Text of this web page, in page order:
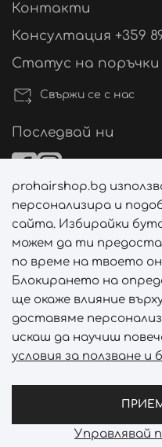
Контакти
Консултация +359
Статус на поръчки
Свържи се с нас
Последвай ни
Начини на плащане
Начини на
Отключи ексклузивни
Prohair Shop ©
prohairshop.bg
персонализира и
сайта. Избирайки
можем да ти
по време на твоето
Блокирането на
ще окаже влияние
доставяме
искаш да научиш
условия за ползване и
Управлявай